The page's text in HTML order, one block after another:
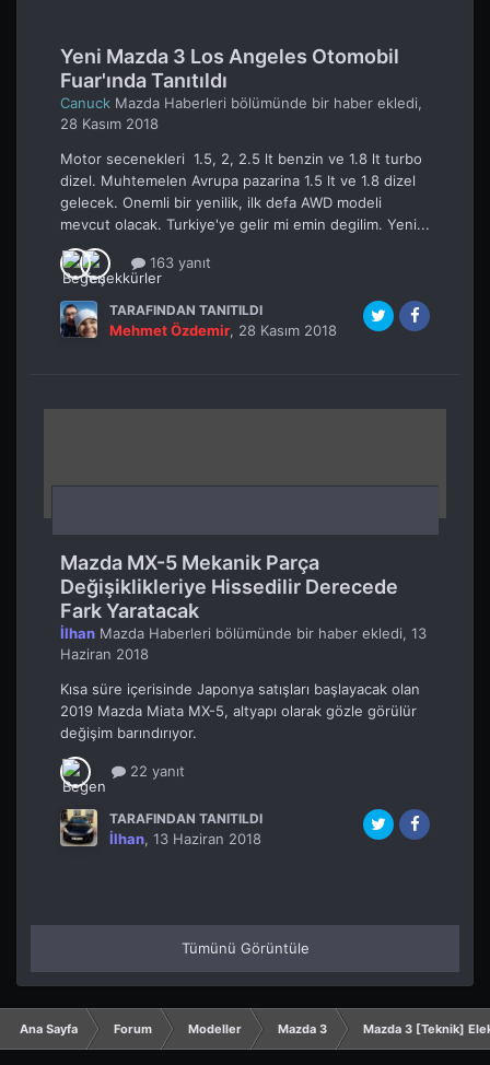
Yeni Mazda 3 Los Angeles Otomobil
Fuar'ında Tanıtıldı
Canuck Mazda Haberleri bölümünde bir haber ekledi,
28 Kasım 2018
Motor secenekleri 1.5, 2, 2.5 lt benzin ve 1.8 lt turbo
dizel. Muhtemelen Avrupa pazarina 1.5 lt ve 1.8 dizel
gelecek. Onemli bir yenilik, ilk defa AWD modeli
mevcut olacak. Turkiye'ye gelir mi emin degilim. Yeni...
163 yanıt
TARAFINDAN TANITILDI
Mehmet Özdemir, 28 Kasım 2018
Mazda MX-5 Mekanik Parça
Değişiklikleriye Hissedilir Derecede
Fark Yaratacak
İlhan Mazda Haberleri bölümünde bir haber ekledi, 13
Haziran 2018
Kısa süre içerisinde Japonya satışları başlayacak olan
2019 Mazda Miata MX-5, altyapı olarak gözle görülür
değişim barındırıyor.
22 yanıt
TARAFINDAN TANITILDI
İlhan, 13 Haziran 2018
Tümünü Görüntüle
Ana Sayfa Forum Modeller Mazda 3 Mazda 3 [Teknik]